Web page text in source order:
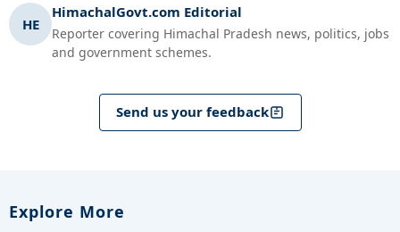
HE
HimachalGovt.com Editorial
Reporter covering Himachal Pradesh news, politics, jobs
and government schemes.
Send us your feedback
Explore More